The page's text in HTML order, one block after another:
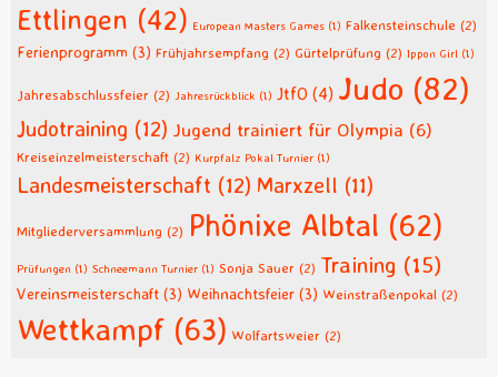
Ettlingen (42) European Masters Games (1) Falkensteinschule (2)
Ferienprogramm (3) Frühjahrsempfang (2) Gürtelprüfung (2) Ippon Girl (1)
Jahresabschlussfeier (2) Jahresrückblick (1) JtfO (4) Judo (82)
Judotraining (12) Jugend trainiert für Olympia (6)
Kreiseinzelmeisterschaft (2) Kurpfalz Pokal Turnier (1)
Landesmeisterschaft (12) Marxzell (11)
Mitgliederversammlung (2) Phönixe Albtal (62)
Prüfungen (1) Schneemann Turnier (1) Sonja Sauer (2) Training (15)
Vereinsmeisterschaft (3) Weihnachtsfeier (3) Weinstraßenpokal (2)
Wettkampf (63) Wolfartsweier (2)